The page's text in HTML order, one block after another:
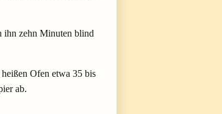
ihn zehn Minuten blind
Ofen etwa 35 bis
ab.